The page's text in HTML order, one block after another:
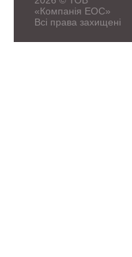
«Компанія ЕОС»
Всі права захищені